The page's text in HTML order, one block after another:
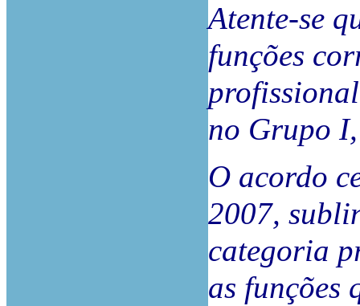
Atente-se
funções
no Grupo
O acordo
2007,
categoria
as funções